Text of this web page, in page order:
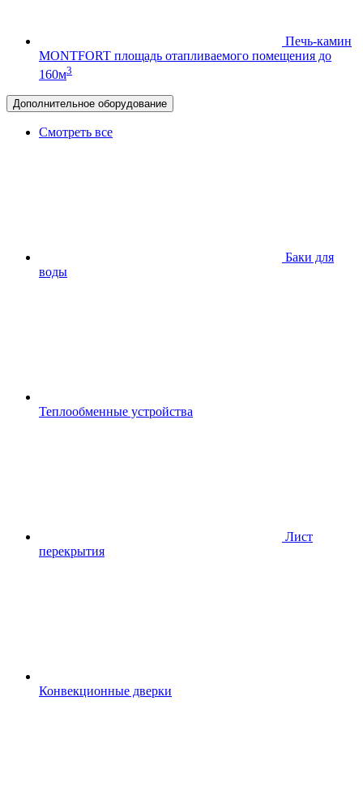
Печь-камин
MONTFORT площадь отапливаемого помещения до
160м3
Дополнительное оборудование
Смотреть все
Баки для
воды
Теплообменные устройства
Лист
перекрытия
Конвекционные дверки